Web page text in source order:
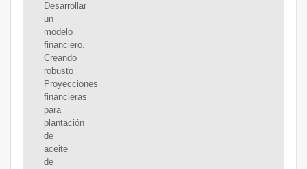
Desarrollar
un
modelo
financiero.
Creando
robusto
Proyecciones
financieras
para
plantación
de
aceite
de